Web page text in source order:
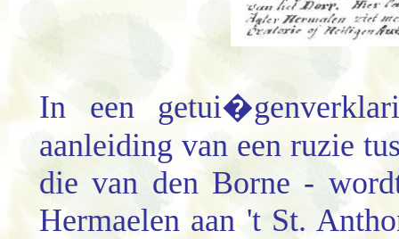
In een
aanleiding van een ruzie
die van den Borne -
Hermaelen aan 't St.